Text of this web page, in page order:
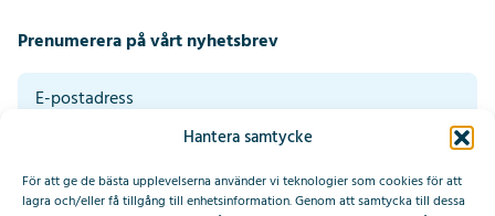
Hantera samtycke
För att ge de bästa upplevelserna använder vi teknologier som cookies för att
lagra och/eller få tillgång till enhetsinformation. Genom att samtycka till dessa
Prenumerera på vårt nyhetsbrev
integritetspolicy längst ner på denna sida.*
Prenumerera